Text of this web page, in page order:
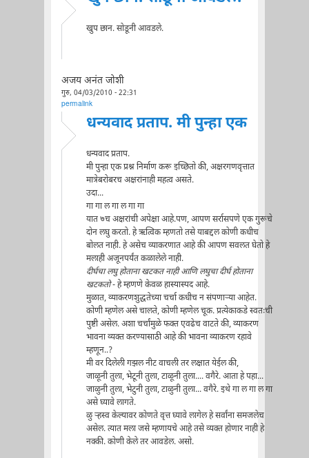
खुप छान. सोडूनी आवडले.
अजय अनंत जोशी
गुरु, 04/03/2010 - 22:31
permalink
धन्यवाद प्रताप. मी पुन्हा एक
धन्यवाद प्रताप.
मी पुन्हा एक प्रश्न निर्माण करू इच्छितो की, अक्षरगणवृत्तात
मात्रेबरोबरच अक्षरांनाही महत्व असते.
उदा...
गा गा ल गा ल गा गा
यात ७च अक्षरांची अपेक्षा आहे.पण, आपण सर्रासपणे एक गुरूचे
दोन लघु करतो. हे ऋत्विक म्हणतो तसे याबद्दल कोणी कधीच
बोलत नाही. हे असेच व्याकरणात आहे की आपण सवलत घेतो हे
मलाही अजूनपर्यंत कळालेले नाही.
दीर्घचा लघु होताना खटकत नाही आणि लघुचा दीर्घ होताना
खटकतो- हे म्हणणे केवळ हास्यास्पद आहे.
मुळात, व्याकरणशुद्धतेच्या चर्चा कधीच न संपणार्‍या आहेत.
कोणी म्हणेल असे चालते, कोणी म्हणेल चूक. प्रत्येकाकडे स्वतःची
पुष्टी असेल. अशा चर्चांमुळे फक्त एवढेच वाटते की, व्याकरण
भावना व्यक्त करण्यासाठी आहे की भावना व्याकरण रहावे
म्हणून..?
मी वर दिलेली गझल नीट वाचली तर लक्षात येईल की,
जाळूनी तुला, भेटूनी तुला, टाळूनी तुला.... वगैरे. आता हे पहा...
जाळुनी तुला, भेटुनी तुला, टाळुनी तुला... वगैरे. इथे गा ल गा ल गा
असे घ्यावे लागते.
ळु र्‍हस्व केल्यावर कोणते वृत्त घ्यावे लागेल हे सर्वांना समजलेच
असेल. त्यात मला जसे म्हणायचे आहे तसे व्यक्त होणार नाही हे
नक्की. कोणी केले तर आवडेल. असो.